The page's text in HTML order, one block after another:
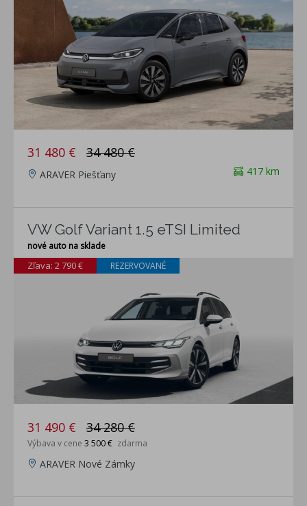
31 480 € 34 480 €
417 km
ARAVER Piešťany
VW Golf Variant 1.5 eTSI Limited
nové auto na sklade
Zľava: 2 790 € REZERVOVANÉ
31 490 € 34 280 €
Výbava v cene 3 500 € zdarma
ARAVER Nové Zámky